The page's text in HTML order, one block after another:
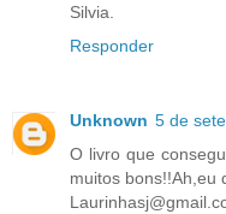
Silvia.
Responder
Unknown 5 de
O livro que
muitos bons!!Ah,eu